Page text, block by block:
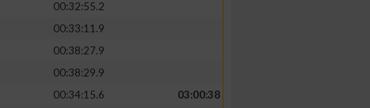
00:32:55.2
00:33:11.9
00:38:27.9
00:38:29.9
00:34:15.6
03:00:38